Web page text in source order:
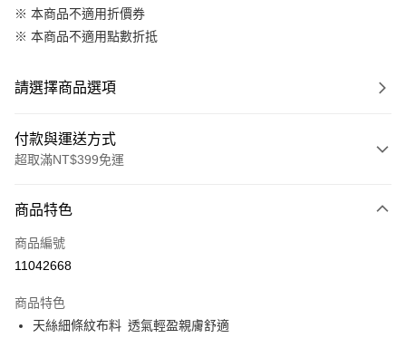
※ 本商品不適用折價券
※ 本商品不適用點數折抵
請選擇商品選項
付款與運送方式
超取滿NT$399免運
信用卡一次付款
信用卡分期付款
合作金庫商業銀行
華南商業銀行
彰化商業銀行
LINE Pay
商品特色
商品編號
11042668
商品特色
天絲細條紋布料 透氣輕盈親膚舒適